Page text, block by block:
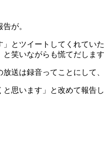
が。
とツイートしてくれて
笑いながらも慌てだします
送は録音ってことにして
思います」と改めて報